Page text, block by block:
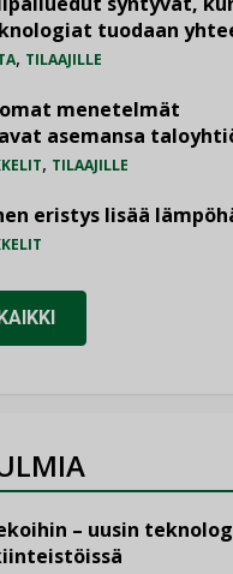
tuodaan
, TILAAJILLE
menetelmät
asemansa
, TILAAJILLE
eristys lisää
– uusin